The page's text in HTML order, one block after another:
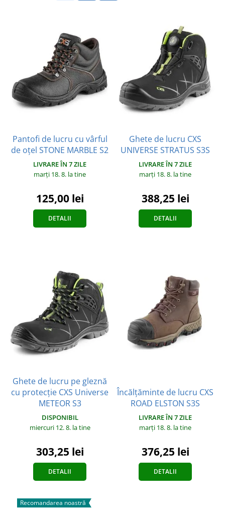
Pantofi de lucru cu vârful
de oțel STONE MARBLE S2
LIVRARE ÎN 7 ZILE
marți 18. 8. la tine
125,00 lei
DETALII
Ghete de lucru CXS
UNIVERSE STRATUS S3S
LIVRARE ÎN 7 ZILE
marți 18. 8. la tine
388,25 lei
DETALII
Ghete de lucru pe gleznă
cu protecție CXS Universe
METEOR S3
DISPONIBIL
miercuri 12. 8. la tine
303,25 lei
DETALII
Încălțăminte de lucru CXS
ROAD ELSTON S3S
LIVRARE ÎN 7 ZILE
marți 18. 8. la tine
376,25 lei
DETALII
Recomandarea noastră